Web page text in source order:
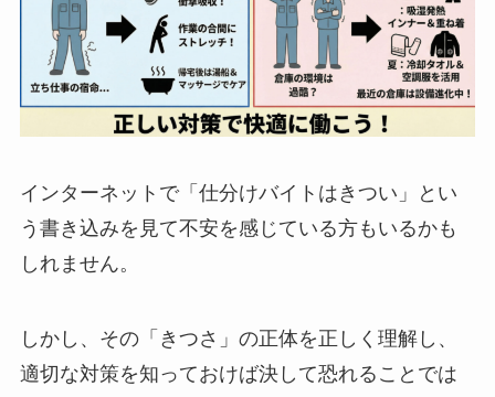
インターネットで「仕分けバイトはきつい」とい
う書き込みを見て不安を感じている方もいるかも
しれません。
しかし、その「きつさ」の正体を正しく理解し、
適切な対策を知っておけば決して恐れることでは